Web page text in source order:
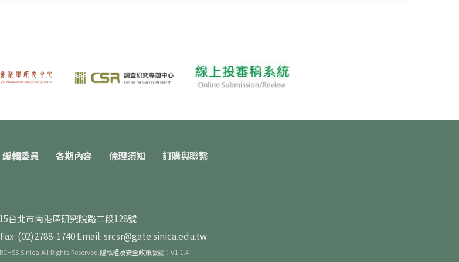
編輯委員 各期內容 倫理須知 訂購與聯繫
台北市南港區研究院路二段128號
Fax: (02)2788-1740 Email: srcsr@gate.sinica.edu.tw
Sinica All Rights Reserved.隱私權及安全政策版號：V1.1.4